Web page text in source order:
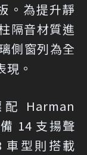
。為提升靜
隔音材質進
側窗列為全
。
Harman
14 支揚聲
車型則搭載